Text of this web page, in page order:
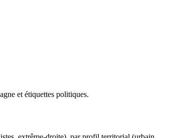
et étiquettes politiques.